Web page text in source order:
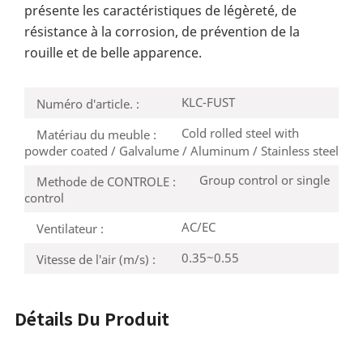
présente les caractéristiques de légèreté, de
résistance à la corrosion, de prévention de la
rouille et de belle apparence.
Numéro d'article. :
KLC-FUST
Matériau du meuble :
Cold rolled steel with
powder coated / Galvalume / Aluminum / Stainless steel
Methode de CONTROLE :
Group control or single
control
Ventilateur :
AC/EC
Vitesse de l'air (m/s) :
0.35~0.55
Détails Du Produit